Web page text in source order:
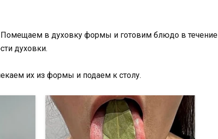
Помещаем в духовку формы и готовим блюдо в течение
духовки.
их из формы и подаем к столу.